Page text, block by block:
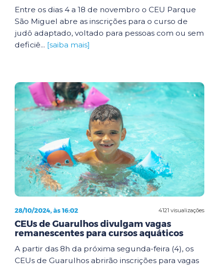
Entre os dias 4 a 18 de novembro o CEU Parque
São Miguel abre as inscrições para o curso de
judô adaptado, voltado para pessoas com ou sem
deficiê... [saiba mais]
4121 visualizações
28/10/2024, às 16:02
CEUs de Guarulhos divulgam vagas
remanescentes para cursos aquáticos
A partir das 8h da próxima segunda-feira (4), os
CEUs de Guarulhos abrirão inscrições para vagas